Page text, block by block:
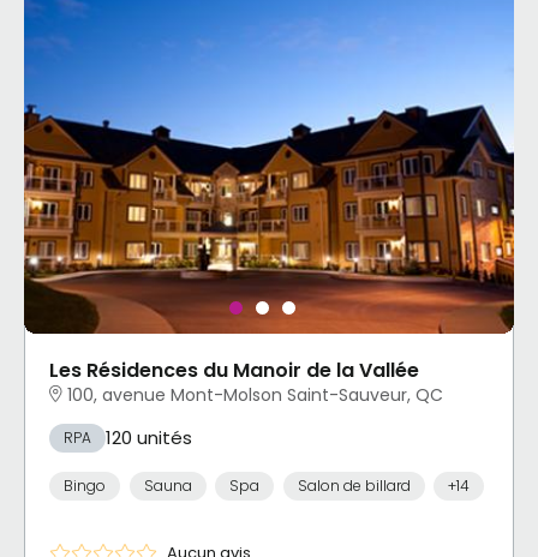
Les Résidences du Manoir de la Vallée
100, avenue Mont-Molson Saint-Sauveur, QC
RPA 120 unités
Bingo Sauna Spa Salon de billard +14